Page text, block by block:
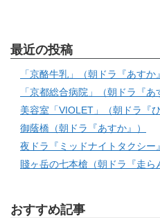
最近の投稿
「京酪牛乳」（朝ドラ『あすか
「京都総合病院」（朝ドラ『あ
美容室「VIOLET」（朝ドラ『
御蔭橋（朝ドラ『あすか』）
夜ドラ『ミッドナイトタクシー
賤ヶ岳の七本槍（朝ドラ『走ら
おすすめ記事